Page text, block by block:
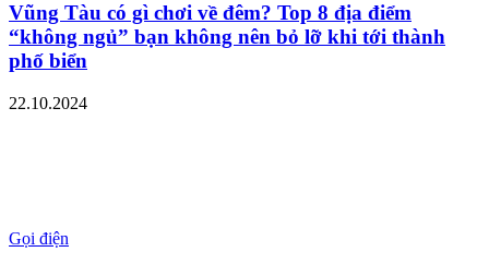
Vũng Tàu có gì chơi về đêm? Top 8 địa điểm
“không ngủ” bạn không nên bỏ lỡ khi tới thành
phố biển
22.10.2024
Gọi điện